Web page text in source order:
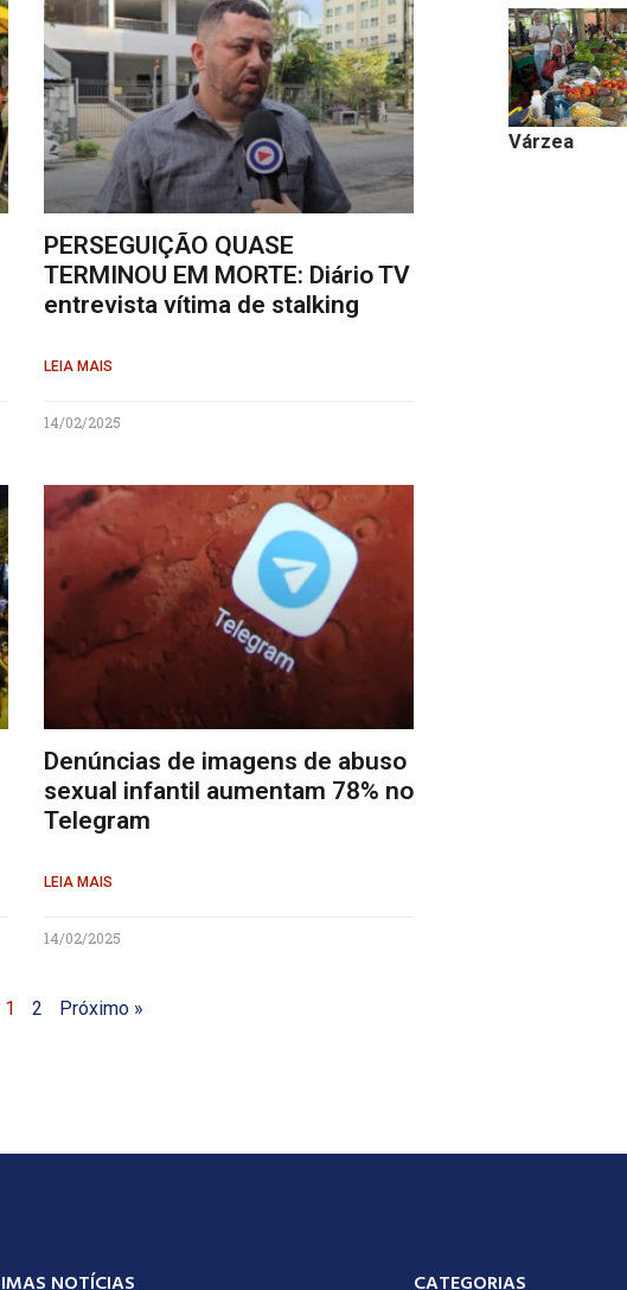
PERSEGUIÇÃO QUASE
TERMINOU EM MORTE: Diário TV
entrevista vítima de stalking
LEIA MAIS
14/02/2025
Denúncias de imagens de abuso
sexual infantil aumentam 78% no
Telegram
LEIA MAIS
14/02/2025
1 2 Próximo »
Várzea
NOTÍCIAS CATEGORIAS